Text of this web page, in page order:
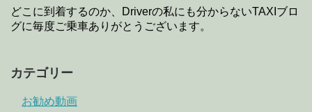
どこに到着するのか、Driverの私にも分からないTAXIブロ
グに毎度ご乗車ありがとうございます。
カテゴリー
お勧め動画